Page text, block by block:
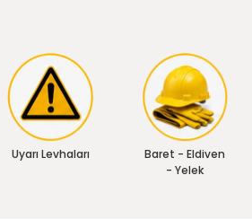
Uyarı Levhaları
Baret - Eldiven
- Yelek